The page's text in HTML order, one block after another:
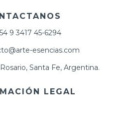
9 3417 45-6294
esencias.com
Santa Fe, Argentina.
LEGAL